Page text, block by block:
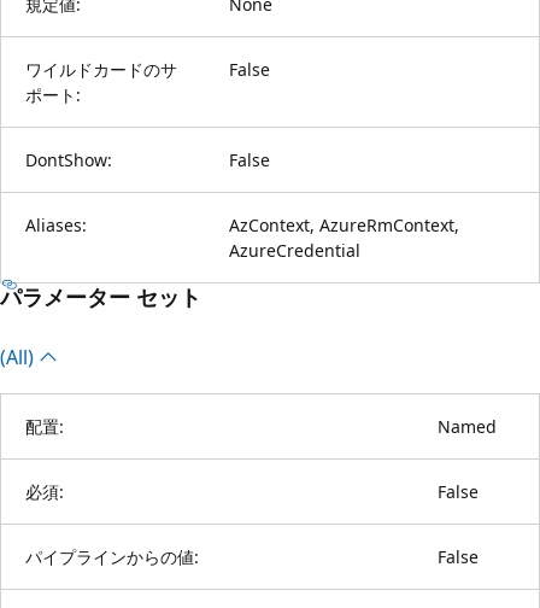
ワイルドカードのサ
ポート:
False
DontShow: False
Aliases:
AzContext, AzureRmContext,
AzureCredential
パラメーター セット
(All)
配置: Named
必須: False
パイプラインからの値: False